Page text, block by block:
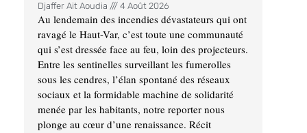
Djaffer Ait Aoudia 4 Août 2026
Au lendemain des incendies dévastateurs qui ont
ravagé le Haut-Var, c’est toute une communauté
qui s’est dressée face au feu, loin des projecteurs.
Entre les sentinelles surveillant les fumerolles
sous les cendres, l’élan spontané des réseaux
sociaux et la formidable machine de solidarité
menée par les habitants, notre reporter nous
plonge au cœur d’une renaissance. Récit